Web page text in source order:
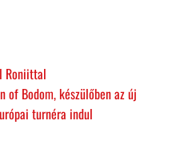
Roniittal
of Bodom, készülőben az új
turnéra indul